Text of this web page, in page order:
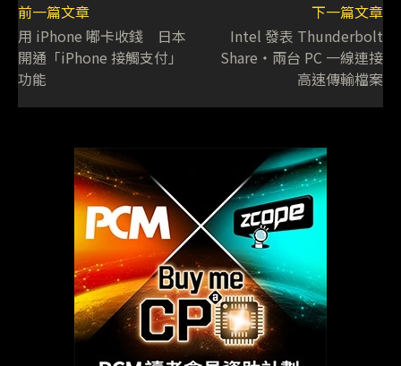
前一篇文章
用 iPhone 嘟卡收錢 日本
開通「iPhone 接觸支付」
功能
下一篇文章
Intel 發表 Thunderbolt
Share・兩台 PC 一線連接
高速傳輸檔案